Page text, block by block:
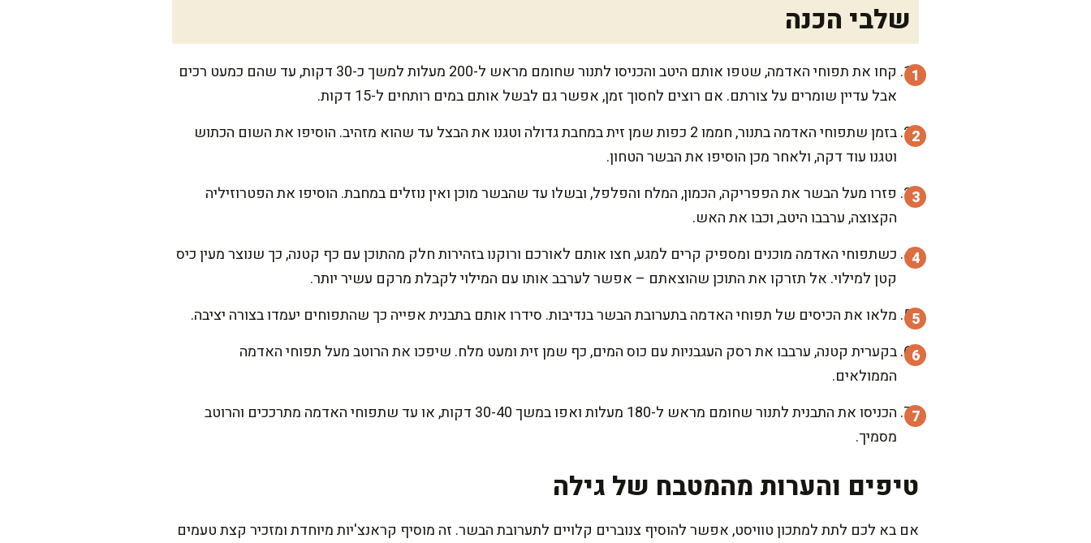
שלבי הכנה
קחו את תפוחי האדמה, שטפו אותם היטב והכניסו לתנור שחומם מראש ל-200 מעלות למשך כ-30 דקות, עד שהם כמעט רכים
אבל עדיין שומרים על צורתם. אם רוצים לחסוך זמן, אפשר גם לבשל אותם במים רותחים ל-15 דקות.
בזמן שתפוחי האדמה בתנור, חממו 2 כפות שמן זית במחבת גדולה וטגנו את הבצל עד שהוא מזהיב. הוסיפו את השום הכתוש
וטגנו עוד דקה, ולאחר מכן הוסיפו את הבשר הטחון.
פזרו מעל הבשר את הפפריקה, הכמון, המלח והפלפל, ובשלו עד שהבשר מוכן ואין נוזלים במחבת. הוסיפו את הפטרוזיליה
הקצוצה, ערבבו היטב, וכבו את האש.
כשתפוחי האדמה מוכנים ומספיק קרים למגע, חצו אותם לאורכם ורוקנו בזהירות חלק מהתוכן עם כף קטנה, כך שנוצר מעין כיס
קטן למילוי. אל תזרקו את התוכן שהוצאתם – אפשר לערבב אותו עם המילוי לקבלת מרקם עשיר יותר.
מלאו את הכיסים של תפוחי האדמה בתערובת הבשר בנדיבות. סידרו אותם בתבנית אפייה כך שהתפוחים יעמדו בצורה יציבה.
בקערית קטנה, ערבבו את רסק העגבניות עם כוס המים, כף שמן זית ומעט מלח. שיפכו את הרוטב מעל תפוחי האדמה
הממולאים.
הכניסו את התבנית לתנור שחומם מראש ל-180 מעלות ואפו במשך 30-40 דקות, או עד שתפוחי האדמה מתרככים והרוטב
מסמיך.
טיפים והערות מהמטבח של גילה
אם בא לכם לתת למתכון טוויסט, אפשר להוסיף צנוברים קלויים לתערובת הבשר. זה מוסיף קראנצ'יות מיוחדת ומזכיר קצת טעמים